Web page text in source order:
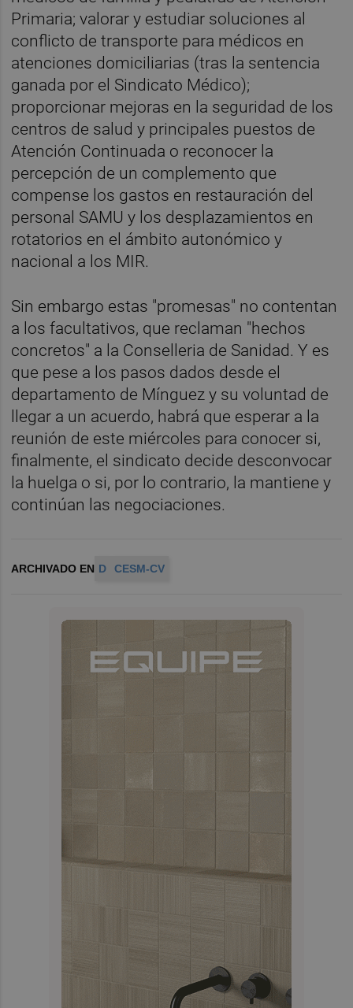
Primaria; valorar y estudiar soluciones al
conflicto de transporte para médicos en
atenciones domiciliarias (tras la sentencia
ganada por el Sindicato Médico);
proporcionar mejoras en la seguridad de los
centros de salud y principales puestos de
Atención Continuada o reconocer la
percepción de un complemento que
compense los gastos en restauración del
personal SAMU y los desplazamientos en
rotatorios en el ámbito autonómico y
nacional a los MIR.
Sin embargo estas "promesas" no contentan
a los facultativos, que reclaman "hechos
concretos" a la Conselleria de Sanidad. Y es
que pese a los pasos dados desde el
departamento de Mínguez y su voluntad de
llegar a un acuerdo, habrá que esperar a la
reunión de este miércoles para conocer si,
finalmente, el sindicato decide desconvocar
la huelga o si, por lo contrario, la mantiene y
continúan las negociaciones.
ARCHIVADO EN D CESM-CV